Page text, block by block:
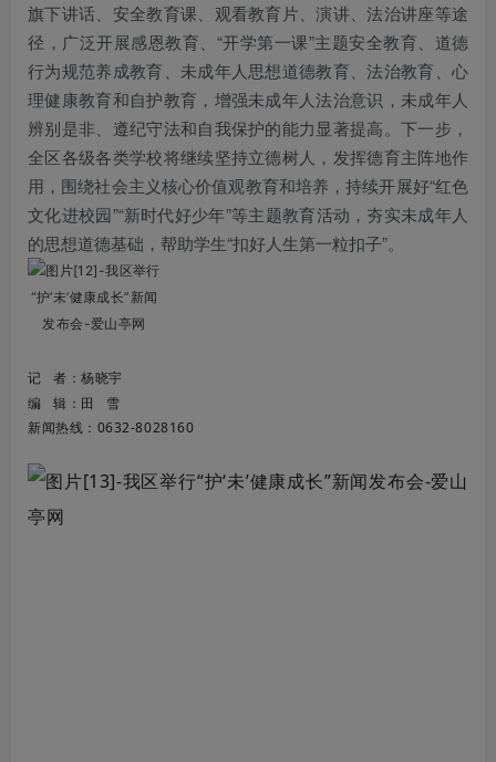
旗下讲话、安全教育课、观看教育片、演讲、法治讲座等途
径，广泛开展感恩教育、“开学第一课”主题安全教育、道德
行为规范养成教育、未成年人思想道德教育、法治教育、心
理健康教育和自护教育，增强未成年人法治意识，未成年人
辨别是非、遵纪守法和自我保护的能力显著提高。下一步，
全区各级各类学校将继续坚持立德树人，发挥德育主阵地作
用，围绕社会主义核心价值观教育和培养，持续开展好“红色
文化进校园”“新时代好少年”等主题教育活动，夯实未成年人
的思想道德基础，帮助学生“扣好人生第一粒扣子”。
记 者：杨晓宇
编 辑：田 雪
新闻热线：0632-8028160